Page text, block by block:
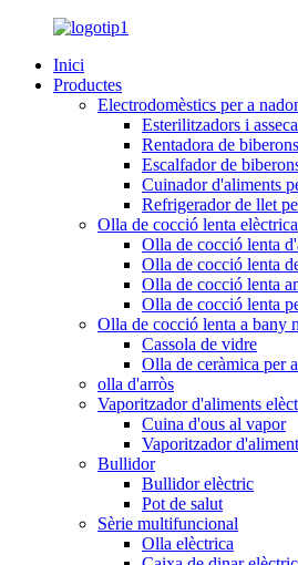
Inici
Productes
Electrodomèstics per a
Esterilitzadors i
Rentadora de biberons
Escalfador de
Cuinador d'aliments
Refrigerador de llet
Olla de cocció lenta elèctrica
Olla de cocció lenta
Olla de cocció lenta
Olla de cocció lenta
Olla de cocció lenta
Olla de cocció lenta a bany
Cassola de vidre
Olla de ceràmica per
olla d'arròs
Vaporitzador d'aliments
Cuina d'ous al vapor
Vaporitzador
Bullidor
Bullidor elèctric
Pot de salut
Sèrie multifuncional
Olla elèctrica